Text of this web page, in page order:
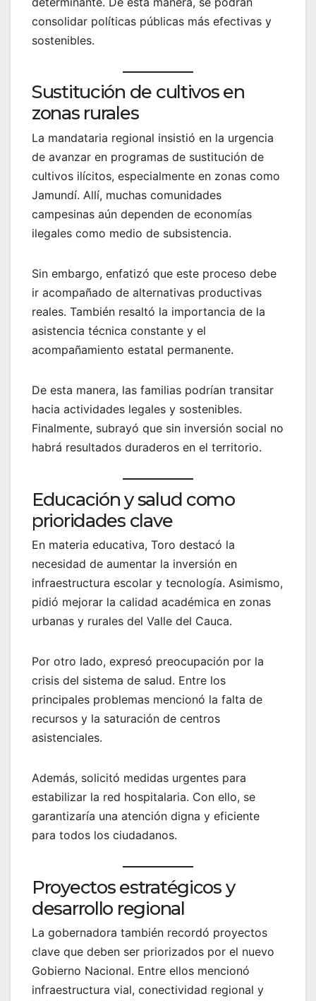
consolidar políticas públicas más efectivas y
sostenibles.
Sustitución de cultivos en
zonas rurales
La mandataria regional insistió en la urgencia
de avanzar en programas de sustitución de
cultivos ilícitos, especialmente en zonas como
Jamundí. Allí, muchas comunidades
campesinas aún dependen de economías
ilegales como medio de subsistencia.
Sin embargo, enfatizó que este proceso debe
ir acompañado de alternativas productivas
reales. También resaltó la importancia de la
asistencia técnica constante y el
acompañamiento estatal permanente.
De esta manera, las familias podrían transitar
hacia actividades legales y sostenibles.
Finalmente, subrayó que sin inversión social no
habrá resultados duraderos en el territorio.
Educación y salud como
prioridades clave
En materia educativa, Toro destacó la
necesidad de aumentar la inversión en
infraestructura escolar y tecnología. Asimismo,
pidió mejorar la calidad académica en zonas
urbanas y rurales del Valle del Cauca.
Por otro lado, expresó preocupación por la
crisis del sistema de salud. Entre los
principales problemas mencionó la falta de
recursos y la saturación de centros
asistenciales.
Además, solicitó medidas urgentes para
estabilizar la red hospitalaria. Con ello, se
garantizaría una atención digna y eficiente
para todos los ciudadanos.
Proyectos estratégicos y
desarrollo regional
La gobernadora también recordó proyectos
clave que deben ser priorizados por el nuevo
Gobierno Nacional. Entre ellos mencionó
infraestructura vial, conectividad regional y